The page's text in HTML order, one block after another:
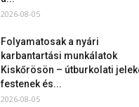
2026-08-05
Folyamatosak a nyári
karbantartási munkálatok
Kiskőrösön – útburkolati
festenek és...
2026-08-05